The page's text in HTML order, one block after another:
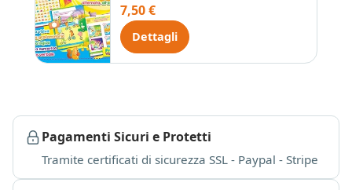
7,50 €
Dettagli
Pagamenti Sicuri e Protetti
Tramite certificati di sicurezza SSL - Paypal - Stripe